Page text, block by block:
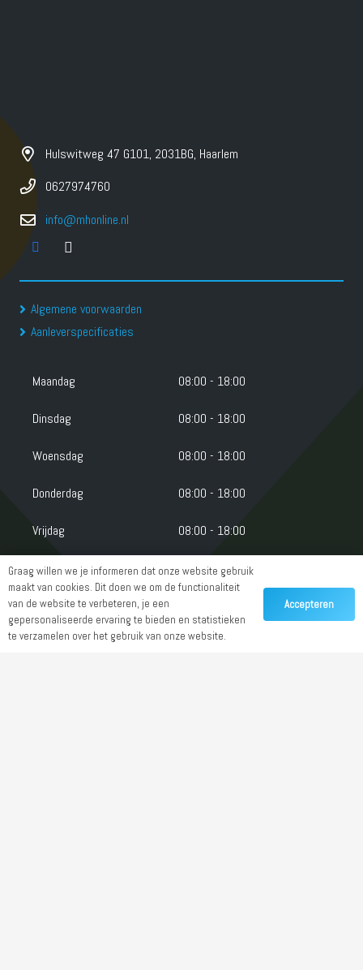
Hulswitweg 47 G101, 2031BG, Haarlem
0627974760
info@mhonline.nl
Algemene voorwaarden
Aanleverspecificaties
Maandag 08:00 - 18:00
Dinsdag 08:00 - 18:00
Woensdag 08:00 - 18:00
Donderdag 08:00 - 18:00
Vrijdag 08:00 - 18:00
Zaterdag Gesloten
Zondag
Graag willen we je informeren dat onze website gebruik
maakt van cookies. Dit doen we om de functionaliteit
van de website te verbeteren, je een
gepersonaliseerde ervaring te bieden en statistieken
te verzamelen over het gebruik van onze website.
Accepteren